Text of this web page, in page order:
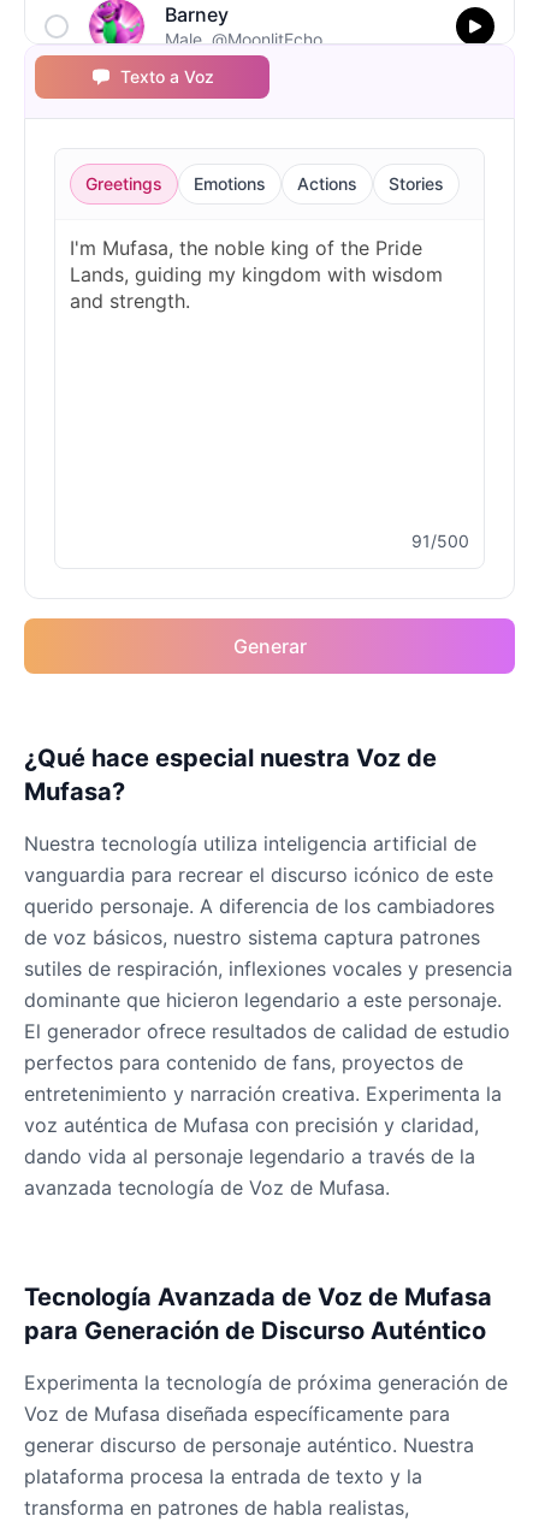
Barney
Male @MoonlitEcho
Bluey
Female @EchoVale
Male @IdeaSynth
Male @SilentNova
Male @ByteFlow
Caine
Cyn
Female @CherryNova
Daddy Pig
Male @QuantumRune
Dalek
Male @MoonDiary
Daredevil
Male
Deku
Male @kingofworld_666
Denji
Male @MoonDiary
Denji
Texto a Voz
Greetings Emotions Actions Stories
91/500
Generar
¿Qué hace especial nuestra Voz de
Mufasa?
Nuestra tecnología utiliza inteligencia artificial de
vanguardia para recrear el discurso icónico de este
querido personaje. A diferencia de los cambiadores
de voz básicos, nuestro sistema captura patrones
sutiles de respiración, inflexiones vocales y presencia
dominante que hicieron legendario a este personaje.
El generador ofrece resultados de calidad de estudio
perfectos para contenido de fans, proyectos de
entretenimiento y narración creativa. Experimenta la
voz auténtica de Mufasa con precisión y claridad,
dando vida al personaje legendario a través de la
avanzada tecnología de Voz de Mufasa.
Tecnología Avanzada de Voz de Mufasa
para Generación de Discurso Auténtico
Experimenta la tecnología de próxima generación de
Voz de Mufasa diseñada específicamente para
generar discurso de personaje auténtico. Nuestra
plataforma procesa la entrada de texto y la
transforma en patrones de habla realistas,